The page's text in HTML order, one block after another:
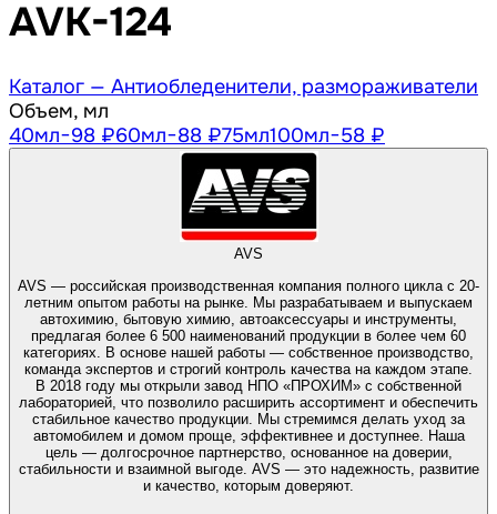
AVK-124
Каталог — Антиобледенители, размораживатели
Объем, мл
40мл−98 ₽60мл−88 ₽75мл100мл−58 ₽
AVS
AVS — российская производственная компания полного цикла с 20-
летним опытом работы на рынке. Мы разрабатываем и выпускаем
автохимию, бытовую химию, автоаксессуары и инструменты,
предлагая более 6 500 наименований продукции в более чем 60
категориях. В основе нашей работы — собственное производство,
команда экспертов и строгий контроль качества на каждом этапе.
В 2018 году мы открыли завод НПО «ПРОХИМ» с собственной
лабораторией, что позволило расширить ассортимент и обеспечить
стабильное качество продукции. Мы стремимся делать уход за
автомобилем и домом проще, эффективнее и доступнее. Наша
цель — долгосрочное партнерство, основанное на доверии,
стабильности и взаимной выгоде. AVS — это надежность, развитие
и качество, которым доверяют.